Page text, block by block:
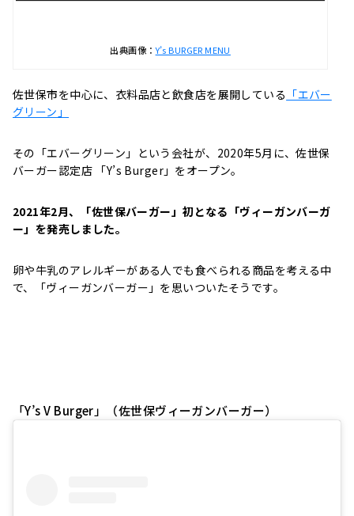
出典画像：Y’s BURGER MENU
佐世保市を中心に、衣料品店と飲食店を展開している 「エバー
グリーン」
その「エバーグリーン」という会社が、2020年5月に、佐世保
バーガー認定店 「Y’s Burger」をオープン。
2021年2月、「佐世保バーガー」初となる「ヴィーガンバーガ
ー」を発売しました。
卵や牛乳のアレルギーがある人でも食べられる商品を考える中
で、「ヴィーガンバーガー」を思いついたそうです。
「Y’s V Burger」（佐世保ヴィーガンバーガー）